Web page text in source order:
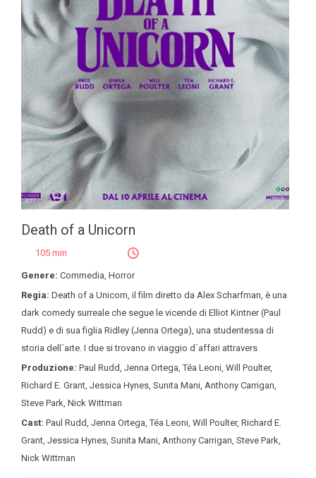
Death of a Unicorn
105 min
Genere: Commedia Horror
Regia: Death of a Unicorn il film diretto da Alex Scharfman è una
dark comedy surreale che segue le vicende di Elliot Kintner (Paul
Rudd) e di sua figlia Ridley (Jenna Ortega) una studentessa di
storia dell´arte. I due si trovano in viaggio d´affari attravers
Produzione: Paul Rudd Jenna Ortega ,Téa Leoni Will Poulter,
Richard E. Grant Jessica Hynes Sunita Mani Anthony Carrigan
Steve Park Nick Wittman
Cast: Paul Rudd Jenna Ortega ,Téa Leoni Will Poulter, Richard E.
Grant Jessica Hynes Sunita Mani Anthony Carrigan Steve Park
Nick Wittman